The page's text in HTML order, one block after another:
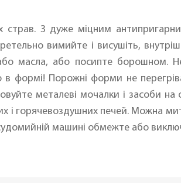
страв. З дуже міцним
вимийте і висушіть,
масла, або посипте борошном.
формі! Порожні форми не
металеві мочалки і засоби на
і горячевоздушних печей. Можна
машині обмежте або